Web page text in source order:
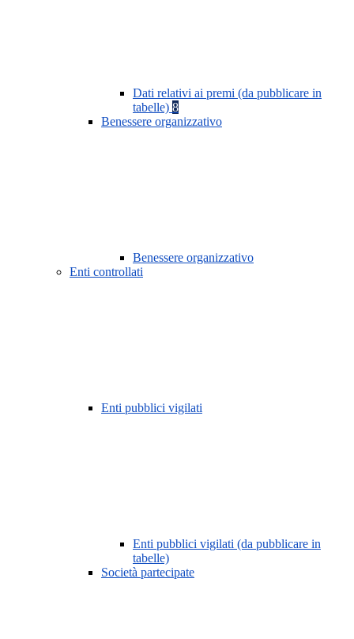
Dati relativi ai premi (da pubblicare in
tabelle) 8
Benessere organizzativo
Benessere organizzativo
Enti controllati
Enti pubblici vigilati
Enti pubblici vigilati (da pubblicare in
tabelle)
Società partecipate